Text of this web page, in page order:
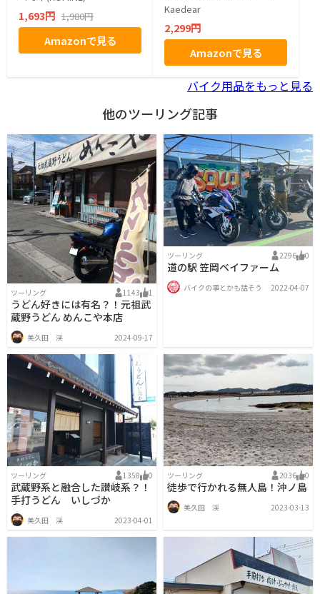
1,693円 1,980円
Amazonで見る
R-H4W-BK (ブラック)
Kaedear
2,299円
Amazonで見る
バイク用品をもっと見る
他のツーリング記事
ツーリング 1143 1
うどん好きには有名？！元祖武
蔵野うどん めんこや本店
美久田 渓 2024-09-17
ツーリング 2296 0
道の駅 笠岡ベイファーム
バイクの事とかも話そう 2022-04-07
ツーリング 1358 0
武蔵野系と融合した讃岐系？！
手打うどん いしづか
美久田 渓 2023-04-01
ツーリング 2036 0
徒歩で行かれる無人島！沖ノ島
美久田 渓 2023-03-13